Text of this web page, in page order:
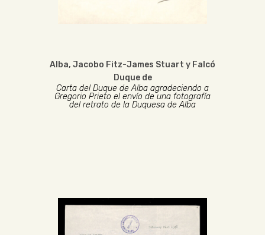
Alba, Jacobo Fitz-James Stuart y Falcó
Duque de
Carta del Duque de Alba agradeciendo a
Gregorio Prieto el envío de una fotografía
del retrato de la Duquesa de Alba